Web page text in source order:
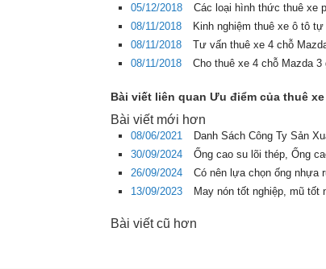
05/12/2018
Các loại hình thức thuê xe
08/11/2018
Kinh nghiệm thuê xe ô tô tự
08/11/2018
Tư vấn thuê xe 4 chỗ
08/11/2018
Cho thuê xe 4 chỗ Mazda 3
Bài viết liên quan Ưu điểm của thuê
Bài viết mới hơn
08/06/2021 Danh Sách Công Ty Sản
30/09/2024
Ống cao su lõi thép, Ống
26/09/2024
Có nên lựa chọn ống nhựa
13/09/2023
May nón tốt nghiệp, mũ tốt
Bài viết cũ hơn